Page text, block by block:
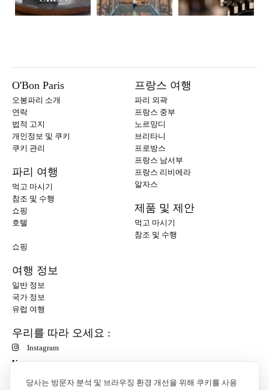
당사는 방문자 분석 및 브라우징 환경 개선을 위해 쿠키를 사용
O'Bon Paris
오봉파리 소개
연락
법적 고지
개인정보 및 쿠키
쿠키 관리
파리 여행
먹고 마시기
참조 및 수행
쇼핑
호텔
프랑스 여행
파리 외곽
프랑스 중부
노르망디
브리타니
프로방스
프랑스 남서부
프랑스 리비에라
알자스
제품 및 제안
먹고 마시기
참조 및 수행
쇼핑
여행 정보
일반 정보
국가 정보
유럽 여행
우리를 따라 오세요 :
Instagram
N